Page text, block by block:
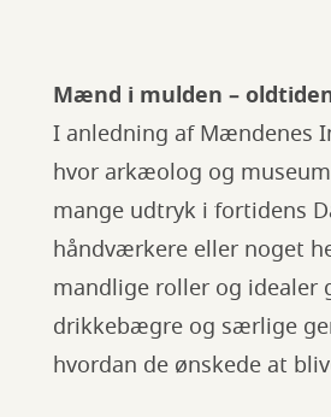
Mænd i mulden –
I anledning af Mændenes
hvor arkæolog og
mange udtryk i fortidens
håndværkere eller noget
mandlige roller og idealer
drikkebægre og særlige
hvordan de ønskede at